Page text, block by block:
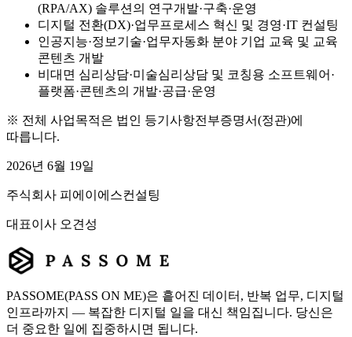
(RPA/AX) 솔루션의 연구개발·구축·운영
디지털 전환(DX)·업무프로세스 혁신 및 경영·IT 컨설팅
인공지능·정보기술·업무자동화 분야 기업 교육 및 교육
콘텐츠 개발
비대면 심리상담·미술심리상담 및 코칭용 소프트웨어·
플랫폼·콘텐츠의 개발·공급·운영
※ 전체 사업목적은 법인 등기사항전부증명서(정관)에
따릅니다.
2026년 6월 19일
주식회사 피에이에스컨설팅
대표이사 오견성
PASSOME(PASS ON ME)은 흩어진 데이터, 반복 업무, 디지털
인프라까지 — 복잡한 디지털 일을 대신 책임집니다. 당신은
더 중요한 일에 집중하시면 됩니다.